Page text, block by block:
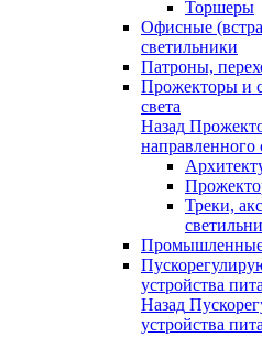
Торшеры
Офисные
светильники
Патроны,
Прожекторы и
света
Назад
направленного
Треки,
Промышленные
устройства
Назад
устройства